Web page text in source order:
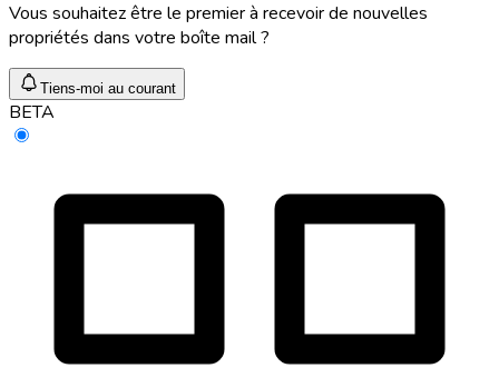
Vous souhaitez être le premier à recevoir de nouvelles
propriétés dans votre boîte mail ?
Tiens-moi au courant
BETA